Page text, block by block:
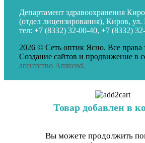
Департамент здравоохранения
(отдел лицензирования), Киров,
тел: +7 (8332) 32-00-40, +7 (8332)
2026 © Сеть оптик Ясно. Все
Создание сайтов и продвижение в
агентство Amtrend.
Товар добавлен в
Вы можете продолжить